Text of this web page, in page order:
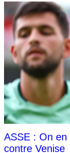
ASSE : On
contre Venise